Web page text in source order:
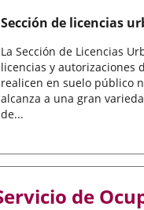
Sección de licencias
La Sección de Licencias
licencias y autorizaciones
realicen en suelo público
alcanza a una gran
de...
de